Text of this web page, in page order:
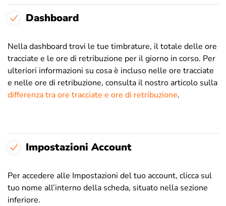
Dashboard
Nella dashboard trovi le tue timbrature, il totale delle ore
tracciate e le ore di retribuzione per il giorno in corso. Per
ulteriori informazioni su cosa è incluso nelle ore tracciate
e nelle ore di retribuzione, consulta il nostro articolo sulla
differenza tra ore tracciate e ore di retribuzione.
Impostazioni Account
Per accedere alle Impostazioni del tuo account, clicca sul
tuo nome all’interno della scheda, situato nella sezione
inferiore.